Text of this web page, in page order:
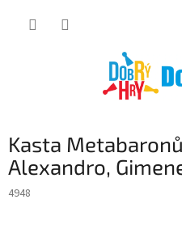
Kasta
Alexandro,
4948